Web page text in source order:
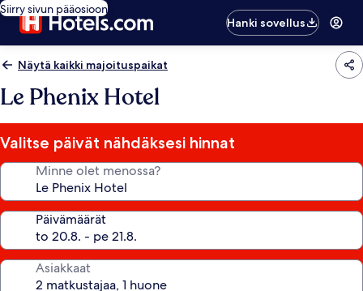
Siirry sivun pääosioon
Hanki sovellus
Näytä kaikki majoituspaikat
Le Phenix Hotel
Valitse päivät nähdäksesi hinnat
Minne olet menossa?
Päivämäärät
Asiakkaat